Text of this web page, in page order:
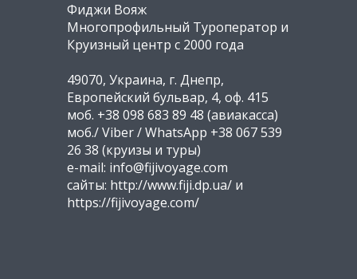
Фиджи Вояж
Многопрофильный Туроператор и
Круизный центр с 2000 года
49070, Украина, г. Днепр,
Европейский бульвар, 4, оф. 415
моб. +38 098 683 89 48 (авиакасса)
моб./ Viber / WhatsApp +38 067 539
26 38 (круизы и туры)
e-mail: info@fijivoyage.com
сайты: http://www.fiji.dp.ua/ и
https://fijivoyage.com/